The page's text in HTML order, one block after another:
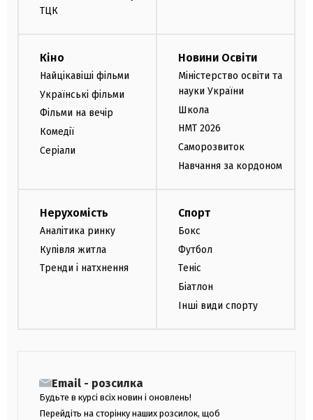
ТЦК
Кіно
Найцікавіші фільми
Українські фільми
Фільми на вечір
Комедії
Серіали
Новини Освіти
Міністерство освіти та
науки України
Школа
НМТ 2026
Саморозвиток
Навчання за кордоном
Нерухомість
Аналітика ринку
Купівля житла
Тренди і натхнення
Спорт
Бокс
Футбол
Теніс
Біатлон
Інші види спорту
Email - розсилка
Будьте в курсі всіх новин і оновлень!
Перейдіть на сторінку наших розсилок, щоб